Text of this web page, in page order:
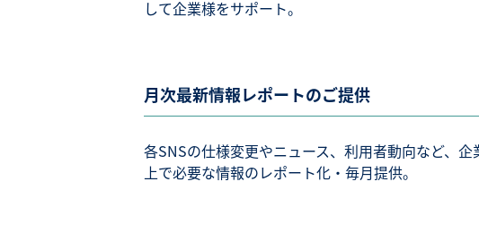
して企業様をサポート。
月次最新情報レポートのご提供
各SNSの仕様変更やニュース、利用者動向など、
上で必要な情報のレポート化・毎月提供。